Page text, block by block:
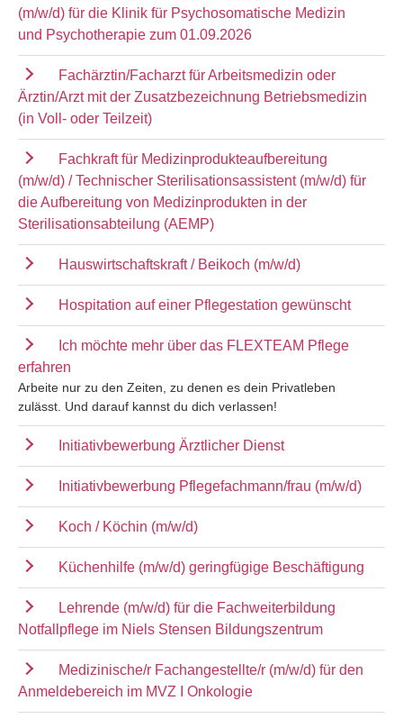
(m/w/d) für die Klinik für Psychosomatische Medizin
und Psychotherapie zum 01.09.2026
Fachärztin/Facharzt für Arbeitsmedizin oder
Ärztin/Arzt mit der Zusatzbezeichnung Betriebsmedizin
(in Voll- oder Teilzeit)
Fachkraft für Medizinprodukteaufbereitung
(m/w/d) / Technischer Sterilisationsassistent (m/w/d) für
die Aufbereitung von Medizinprodukten in der
Sterilisationsabteilung (AEMP)
Hauswirtschaftskraft / Beikoch (m/w/d)
Hospitation auf einer Pflegestation gewünscht
Ich möchte mehr über das FLEXTEAM Pflege
erfahren
Arbeite nur zu den Zeiten, zu denen es dein Privatleben
zulässt. Und darauf kannst du dich verlassen!
Initiativbewerbung Ärztlicher Dienst
Initiativbewerbung Pflegefachmann/frau (m/w/d)
Koch / Köchin (m/w/d)
Küchenhilfe (m/w/d) geringfügige Beschäftigung
Lehrende (m/w/d) für die Fachweiterbildung
Notfallpflege im Niels Stensen Bildungszentrum
Medizinische/r Fachangestellte/r (m/w/d) für den
Anmeldebereich im MVZ I Onkologie